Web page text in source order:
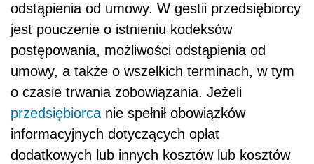
odstąpienia od umowy. W gestii przedsiębiorcy
jest pouczenie o istnieniu kodeksów
postępowania, możliwości odstąpienia od
umowy, a także o wszelkich terminach, w tym
o czasie trwania zobowiązania. Jeżeli
przedsiębiorca nie spełnił obowiązków
informacyjnych dotyczących opłat
dodatkowych lub innych kosztów lub kosztów